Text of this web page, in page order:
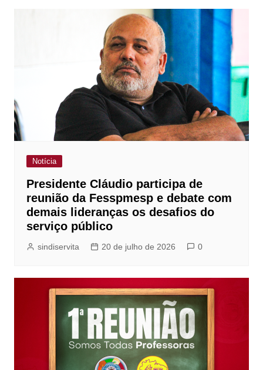
Notícia
Presidente Cláudio participa de
reunião da Fesspmesp e debate com
demais lideranças os desafios do
serviço público
sindiservita 20 de julho de 2026 0